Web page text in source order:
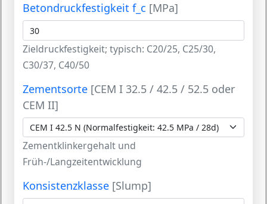
Betondruckfestigkeit f_c [MPa]
Zieldruckfestigkeit; typisch: C20/25, C25/30,
C30/37, C40/50
Zementsorte [CEM I 32.5 / 42.5 / 52.5 oder
CEM II]
Zementklinkergehalt und
Früh-/Langzeitentwicklung
Konsistenzklasse [Slump]